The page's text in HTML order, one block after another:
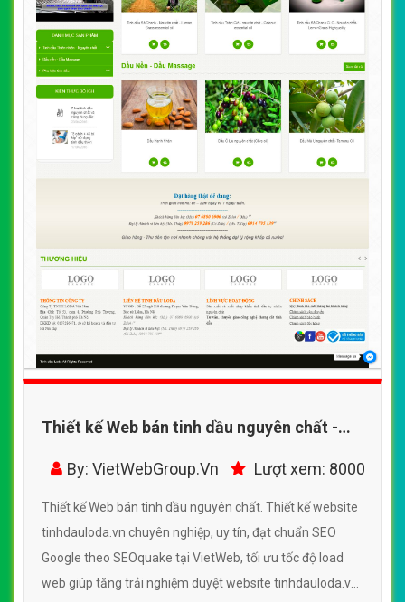
Thiết kế Web bán tinh dầu nguyên chất -
tinhdauloda.vn
By: VietWebGroup.Vn Lượt xem: 8000
Thiết kế Web bán tinh dầu nguyên chất. Thiết kế website
tinhdauloda.vn chuyên nghiệp, uy tín, đạt chuẩn SEO
Google theo SEOquake tại VietWeb, tối ưu tốc độ load
web giúp tăng trải nghiệm duyệt website tinhdauloda.vn